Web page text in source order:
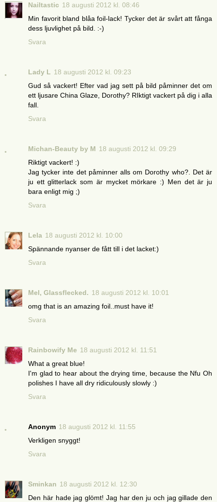
Nailtastic 18 augusti 2012 kl. 08:46
Min favorit bland blåa foil-lack! Tycker det är svårt att fånga
dess ljuvlighet på bild. :-)
Svara
Lady L 18 augusti 2012 kl. 09:23
Gud så vackert! Efter vad jag sett på bild påminner det om
ett ljusare China Glaze, Dorothy? RIktigt vackert på dig i alla
fall.
Svara
Michan-Beauty by M 18 augusti 2012 kl. 09:29
Riktigt vackert! :)
Jag tycker inte det påminner alls om Dorothy who?. Det är
ju ett glitterlack som är mycket mörkare :) Men det är ju
bara enligt mig ;)
Svara
Lela 18 augusti 2012 kl. 10:00
Spännande nyanser de fått till i det lacket:)
Svara
Mel, Glassflecked. 18 augusti 2012 kl. 10:01
omg that is an amazing foil..must have it!
Svara
Rainbowify Me 18 augusti 2012 kl. 11:51
What a great blue!
I'm glad to hear about the drying time, because the Nfu Oh
polishes I have all dry ridiculously slowly :)
Svara
Anonym 18 augusti 2012 kl. 11:55
Verkligen snyggt!
Svara
Sminkan 18 augusti 2012 kl. 12:30
Den här hade jag glömt! Jag har den ju och jag gillade den